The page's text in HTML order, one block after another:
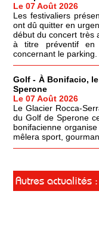
Le 07 Août 2026
Les festivaliers
ont dû quitter en
début du concert très
à titre préventif en
concernant le parking.
Golf - À Bonifacio,
Sperone
Le 07 Août 2026
Le Glacier Rocca-
du Golf de Sperone
bonifacienne
mêlera sport,
Autres actualités :